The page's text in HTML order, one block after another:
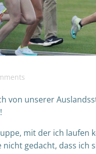
von unserer
mit der ich
gedacht, dass ich